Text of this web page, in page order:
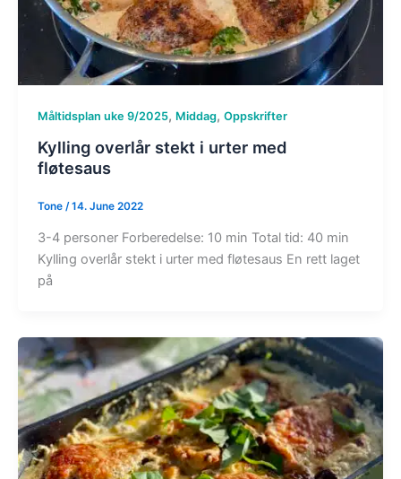
Måltidsplan uke 9/2025, Middag, Oppskrifter
Kylling overlår stekt i urter med
fløtesaus
Tone /14. June 2022
3-4 personer Forberedelse: 10 min Total tid: 40 min
Kylling overlår stekt i urter med fløtesaus En rett laget
på